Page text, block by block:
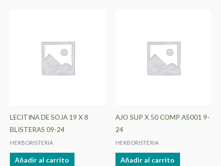
LECITINA DE SOJA 19 X 8
BLISTERAS 09-24
HERBORISTERIA
Añadir al carrito
AJO SUP X 50 COMP AS001 9-
24
HERBORISTERIA
Añadir al carrito